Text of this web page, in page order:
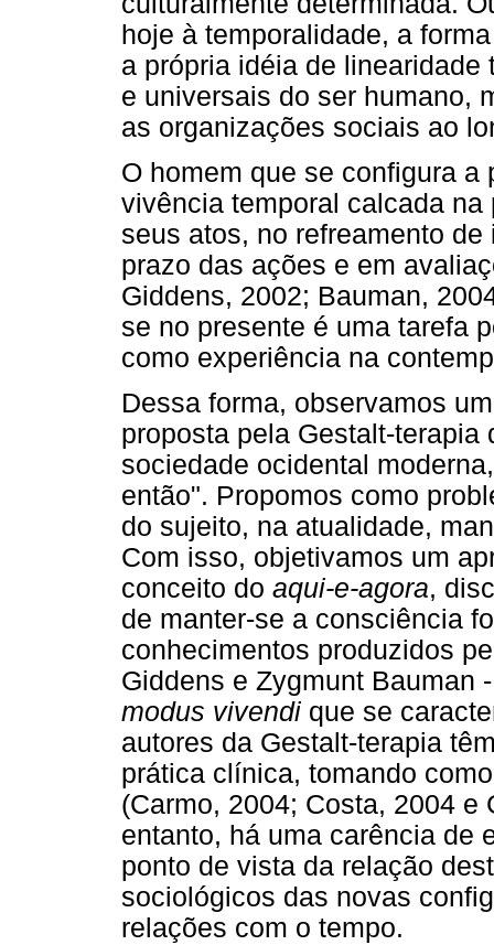
hoje à temporalidade, a
a própria idéia de
e universais do ser humano,
as organizações sociais ao
O homem que se configura a
vivência temporal calcada
seus atos, no refreamento
prazo das ações e em
Giddens, 2002; Bauman,
se no presente é uma tarefa
como experiência na
Dessa forma, observamos
proposta pela Gestalt-terapia
sociedade ocidental
então". Propomos como
do sujeito, na atualidade,
Com isso, objetivamos um
conceito do aqui-e-agora,
de manter-se a consciência
conhecimentos produzidos
Giddens e Zygmunt Bauman
modus vivendi que se
autores da Gestalt-terapia
prática clínica, tomando
(Carmo, 2004; Costa, 2004 e
entanto, há uma carência de
ponto de vista da relação
sociológicos das novas
relações com o tempo.